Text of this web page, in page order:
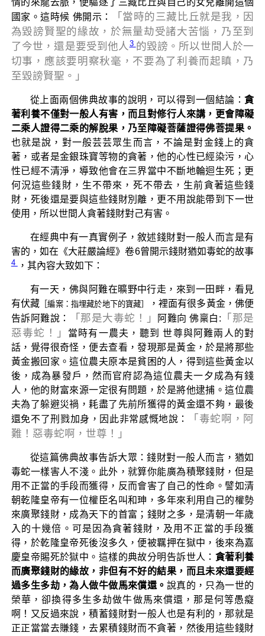
國家。這時候 佛開示：
「當時的三藏比丘就是我，因
為毀謗賢聖的緣故，於無量劫受諸大苦惱，乃至到
了今世，還是要受到他人3 的毀謗。所以世間人於一
切事，應該要明察秋毫，不要為了利養而起瞋，乃
至毀謗賢聖。」
從上面兩個佛典故事的說明，可以得到一個結論：貪
著利養不僅對一般人有害，而且對修行人來講，更會障礙
二乘人證得二乘的解脫果，乃至障礙菩薩證得佛菩提果。
也就是說，對一般芸芸眾生而言，不論是對金錢上的貪
著，或者是金銀珠寶等物的貪著，他的心性已經染污，心
性已經不清淨，導致他會在三界當中不斷地輪迴生死；更
何況這些錢財，生不帶來，死不帶去，生前貪著這些錢
財，死後還是要與這些錢財別離，更不用說能帶到下一世
使用，所以世間人貪著錢財對己有害。
在經典中有一真實例子，敘述錢財對一般人而言是有
害的，如在《大莊嚴論經》卷6曾開示錢財猶如毒蛇的故事
4 ，其內容大致如下：
有一天，佛與阿難在曠野中行走，來到一田畔，看見
有伏藏 ［編案：指埋藏於地下的寶藏］
，裡面有很多黃金，佛便
告訴阿難說：
「那是大毒蛇！」 阿難向 佛稟白:
「那是
惡毒蛇！」
當時有一農夫，聽到 世尊與阿難兩人的對
話，覺得很奇怪，便去查看，發現那是黃金，於是將那些
黃金搬回家。這位農夫原本是貧困的人，得到這些黃金以
後，成為暴發戶，然而官府認為這位農夫一夕成為有錢
人，他的財富來源一定很有問題，於是將他逮捕。這位農
夫為了躲避災禍，耗盡了先前所獲得的黃金還不夠，最後
還免不了刑戮加身，因此非常感慨地說：
「毒蛇啊，阿
難！惡毒蛇啊，世尊！」
從這篇佛典故事告訴大眾：錢財對一般人而言，猶如
毒蛇一樣害人不淺。此外，就算你能廣為積聚錢財，但是
用不正當的手段而獲得，反而會害了自己的性命。譬如清
朝乾隆皇帝有一位權臣名叫和珅，多年來利用自己的權勢
來廣聚錢財，成為天下的首富；錢財之多，是清朝一年歲
入的十幾倍。可是因為貪著錢財，及用不正當的手段獲
得，於乾隆皇帝死後沒多久，便被羈押在獄中，後來為嘉
慶皇帝賜死於獄中。這樣的典故分明告訴世人： 貪著利養
而廣聚錢財的緣故，非但有不好的結果，而且未來還要經
過多生多劫，為人做牛做馬來償還。 說真的，只為一世的
榮華，卻換得多生多劫做牛做馬來償還，那是何等愚癡
啊！又反過來說，積蓄錢財對一般人也是有利的，那就是
正正當當去賺錢，去累積錢財而不貪著，然後用這些錢財